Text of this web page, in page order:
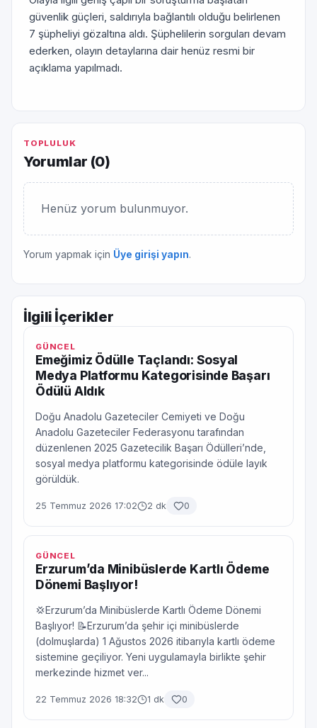
güvenlik güçleri, saldırıyla bağlantılı olduğu belirlenen
7 şüpheliyi gözaltına aldı. Şüphelilerin sorguları devam
ederken, olayın detaylarına dair henüz resmi bir
açıklama yapılmadı.
TOPLULUK
Yorumlar (0)
Henüz yorum bulunmuyor.
Yorum yapmak için Üye girişi yapın.
İlgili İçerikler
GÜNCEL
Emeğimiz Ödülle Taçlandı: Sosyal
Medya Platformu Kategorisinde Başarı
Ödülü Aldık
Doğu Anadolu Gazeteciler Cemiyeti ve Doğu
Anadolu Gazeteciler Federasyonu tarafından
düzenlenen 2025 Gazetecilik Başarı Ödülleri’nde,
sosyal medya platformu kategorisinde ödüle layık
görüldük.
25 Temmuz 2026 17:02 2 dk 0
GÜNCEL
Erzurum’da Minibüslerde Kartlı Ödeme
Dönemi Başlıyor!
💢Erzurum’da Minibüslerde Kartlı Ödeme Dönemi
Başlıyor! 📝Erzurum’da şehir içi minibüslerde
(dolmuşlarda) 1 Ağustos 2026 itibarıyla kartlı ödeme
sistemine geçiliyor. Yeni uygulamayla birlikte şehir
merkezinde hizmet ver...
22 Temmuz 2026 18:32 1 dk 0